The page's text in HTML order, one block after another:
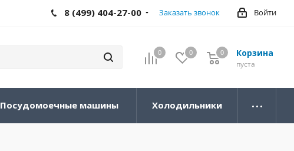
Войти
8 (499) 404-27-00 Заказать звонок
0 0 Корзина
0
пуста
0
Посудомоечные машины Холодильники